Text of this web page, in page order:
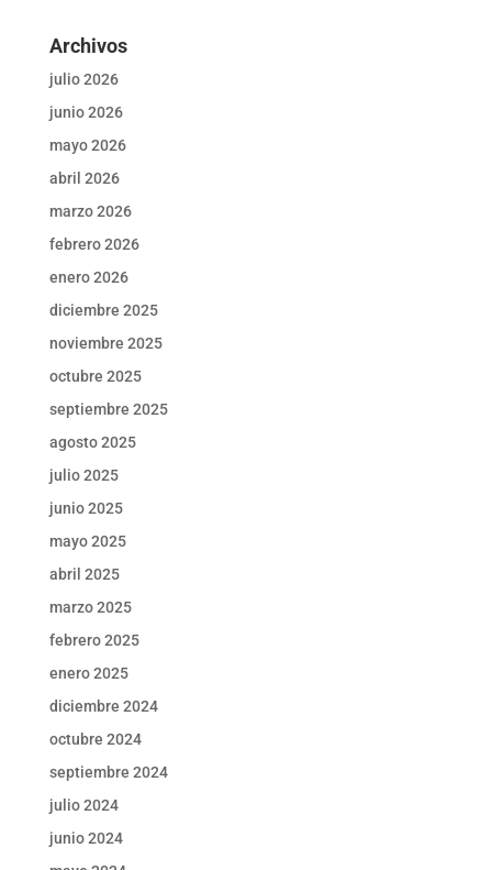
Archivos
julio 2026
junio 2026
mayo 2026
abril 2026
marzo 2026
febrero 2026
enero 2026
diciembre 2025
noviembre 2025
octubre 2025
septiembre 2025
agosto 2025
julio 2025
junio 2025
mayo 2025
abril 2025
marzo 2025
febrero 2025
enero 2025
diciembre 2024
octubre 2024
septiembre 2024
julio 2024
junio 2024